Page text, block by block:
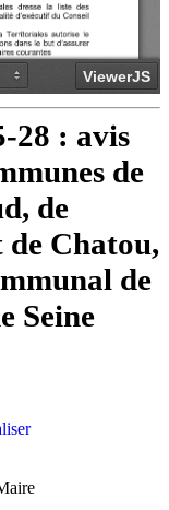
28 : avis
de
de
de Chatou,
de
Seine